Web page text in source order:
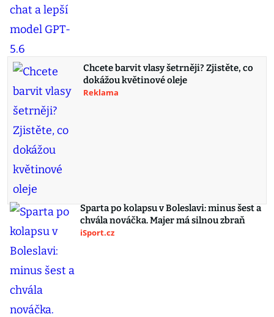
Chcete barvit vlasy šetrněji? Zjistěte, co
dokážou květinové oleje
Reklama
Sparta po kolapsu v Boleslavi: minus šest a
chvála nováčka. Majer má silnou zbraň
iSport.cz